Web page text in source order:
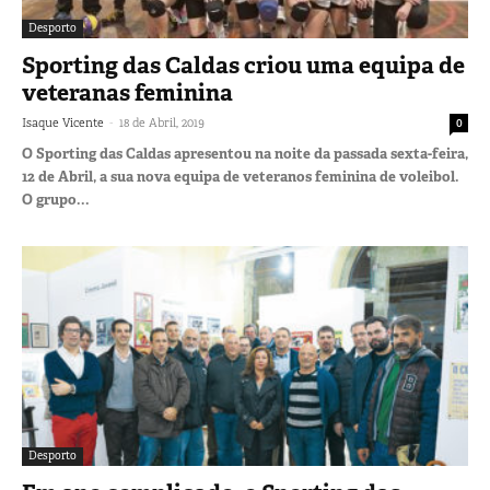
Desporto
Sporting das Caldas criou uma equipa de
veteranas feminina
Isaque Vicente - 18 de Abril, 2019 0
O Sporting das Caldas apresentou na noite da passada sexta-feira,
12 de Abril, a sua nova equipa de veteranos feminina de voleibol.
O grupo...
Desporto